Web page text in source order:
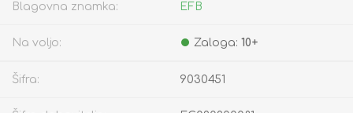
Blagovna znamka: EFB
Na voljo: Zaloga: 10+
Šifra: 9030451